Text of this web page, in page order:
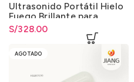
Ultrasonido Portátil Hielo
Fuego Brillante para
Cuidado Corporal y Facial
S/328.00
AGOTADO